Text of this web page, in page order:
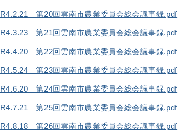
R4.2.21 第20回雲南市農業委員会総会議事録.pdf
R4.3.23 第21回雲南市農業委員会総会議事録.pdf
R4.4.20 第22回雲南市農業委員会総会議事録.pdf
R4.5.24 第23回雲南市農業委員会総会議事録.pdf
R4.6.20 第24回雲南市農業委員会総会議事録.pdf
R4.7.21 第25回雲南市農業委員会総会議事録.pdf
R4.8.18 第26回雲南市農業委員会総会議事録.pdf